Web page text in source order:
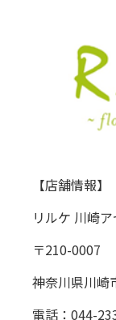
【店舗情報】
リルケ 川崎
〒210-0007
神奈川県川崎
電話：044-